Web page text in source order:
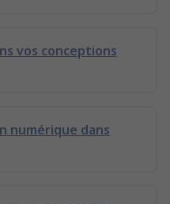
vos conceptions
numérique dans